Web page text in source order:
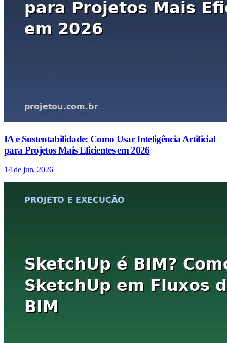
IA e Sustentabilidade: Como Usar Inteligência Artificial
para Projetos Mais Eficientes em 2026
14 de jun, 2026